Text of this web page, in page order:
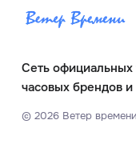
Сеть официальных
часовых брендов
© 2026Ветер времени